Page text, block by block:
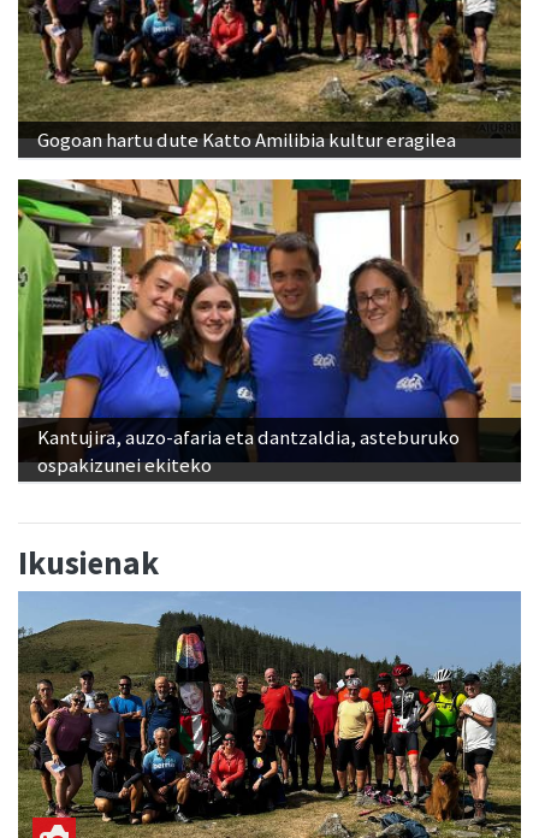
Gogoan hartu dute Katto Amilibia kultur eragilea
Kantujira, auzo-afaria eta dantzaldia, asteburuko
ospakizunei ekiteko
Ikusienak